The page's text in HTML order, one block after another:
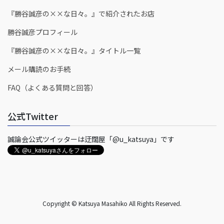
『勝谷誠彦の××な日々。』で紹介されたお店
勝谷誠彦プロフィール
『勝谷誠彦の××な日々。』タイトル一覧
メール購読のお手続
FAQ（よくある質問と回答）
公式Twitter
誠論会公式ツイッターは迂闊屋「@u_katsuya」です
Copyright © Katsuya Masahiko All Rights Reserved.